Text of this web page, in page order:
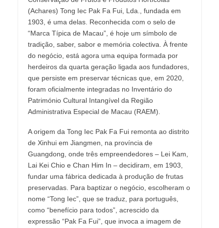
(Achares) Tong Iec Pak Fa Fui, Lda., fundada em
1903, é uma delas. Reconhecida com o selo de
“Marca Típica de Macau”, é hoje um símbolo de
tradição, saber, sabor e memória colectiva. À frente
do negócio, está agora uma equipa formada por
herdeiros da quarta geração ligada aos fundadores,
que persiste em preservar técnicas que, em 2020,
foram oficialmente integradas no Inventário do
Património Cultural Intangível da Região
Administrativa Especial de Macau (RAEM).
A origem da Tong Iec Pak Fa Fui remonta ao distrito
de Xinhui em Jiangmen, na província de
Guangdong, onde três empreendedores – Lei Kam,
Lai Kei Chio e Chan Him In – decidiram, em 1903,
fundar uma fábrica dedicada à produção de frutas
preservadas. Para baptizar o negócio, escolheram o
nome “Tong Iec”, que se traduz, para português,
como “benefício para todos”, acrescido da
expressão “Pak Fa Fui”, que invoca a imagem de